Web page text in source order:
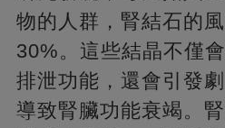
物的人群，腎結石的
30%。這些結晶不僅
排泄功能，還會引發
導致腎臟功能衰竭。